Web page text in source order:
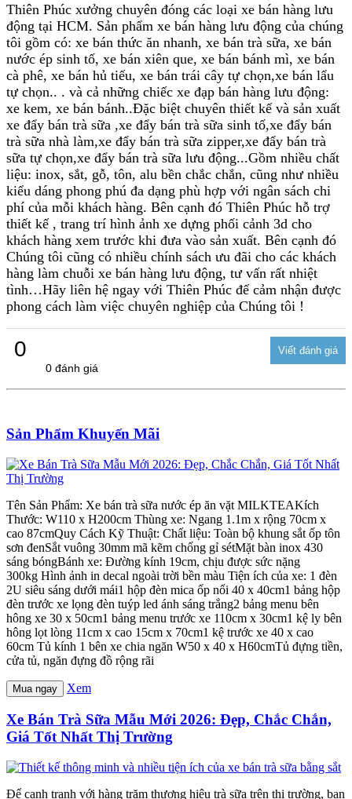
Thiên Phúc xưởng chuyên đóng các loại xe bán hàng lưu
động tại HCM. Sản phẩm xe bán hàng lưu động của chúng
tôi gồm có: xe bán thức ăn nhanh, xe bán trà sữa, xe bán
nước ép sinh tố, xe bán xiên que, xe bán bánh mì, xe bán
cà phê, xe bán hủ tiếu, xe bán trái cây tự chọn,xe bán lẩu
tự chọn.. . và cả những chiếc xe đạp bán hàng lưu động:
xe kem, xe bán bánh..Đặc biệt chuyên thiết kế và sản xuất
xe đẩy bán trà sữa ,xe đẩy bán trà sữa sinh tố,xe đẩy bán
trà sữa nhà làm,xe đẩy bán trà sữa zipper,xe đẩy bán trà
sữa tự chọn,xe đẩy bán trà sữa lưu động...Gồm nhiều chất
liệu: inox, sắt, gỗ, tôn, alu bền chắc chắn, cũng như nhiều
kiểu dáng phong phú đa dạng phù hợp với ngân sách chi
phí của mỗi khách hàng. Bên cạnh đó Thiên Phúc hỗ trợ
thiết kế , trang trí hình ảnh xe dựng phối cảnh 3d cho
khách hàng xem trước khi đưa vào sản xuất. Bên cạnh đó
Chúng tôi cũng có nhiều chính sách ưu đãi cho các khách
hàng làm chuỗi xe bán hàng lưu động, tư vấn rất nhiệt
tình…Hãy liên hệ ngay với Thiên Phúc để cảm nhận được
phong cách làm việc chuyên nghiệp của Chúng tôi !
0
0 đánh giá
Sản Phẩm Khuyến Mãi
Tên Sản Phẩm: Xe bán trà sữa nước ép ăn vặt MILKTEAKích
Thước: W110 x H200cm Thùng xe: Ngang 1.1m x rộng 70cm x
cao 87cmQuy Cách Kỹ Thuật: Chất liệu: Toàn bộ khung sắt ốp tôn
sơn đenSắt vuông 30mm mã kẽm chống gỉ sétMặt bàn inox 430
sáng bóngBánh xe: Đường kính 19cm, chịu được sức nặng
300kg Hình ảnh in decal ngoài trời bền màu Tiện ích của xe: 1 đèn
2U siêu sáng dưới mái1 hộp đèn mica ốp nổi 40 x 40cm1 bảng hộp
đèn trước xe lọng đèn tuýp led ánh sáng trắng2 bảng menu bên
hông xe 30 x 50cm1 bảng menu trước xe 110cm x 30cm1 kệ ly bên
hông lọt lòng 11cm x cao 15cm x 70cm1 kệ trước xe 40 x cao
60cm Tủ kính 1 bên xe chia ngăn W50 x 40 x H60cmTủ đựng tiền,
cửa tủ, ngăn đựng đồ rộng rãi
Mua ngay Xem
Xe Bán Trà Sữa Mẫu Mới 2026: Đẹp, Chắc Chắn,
Giá Tốt Nhất Thị Trường
Để cạnh tranh với hàng trăm thương hiệu trà sữa trên thị trường, bạn